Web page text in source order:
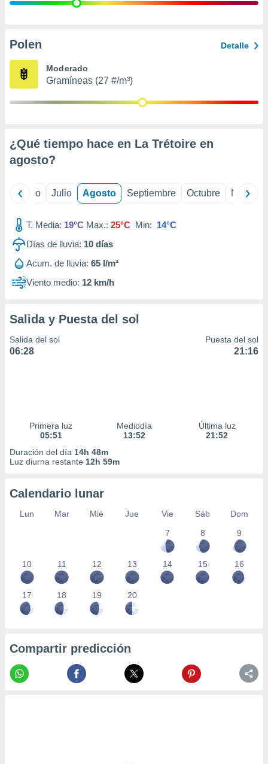
e
publicidad
Polen Detalle
Moderado
Gramíneas (27 #/m³)
¿Qué tiempo hace en La Trétoire en
agosto?
Junio Julio Agosto Septiembre Octubre
T. Media: 19°C Max.: 25°C Min: 14°C
Días de lluvia: 10 días
Acum. de lluvia: 65 l/m²
Viento medio: 12 km/h
Salida y Puesta del sol
Salida del sol
06:28
Puesta del sol
21:16
Primera luz
05:51
Mediodía
13:52
Última luz
21:52
Duración del día 14h 48m
Luz diurna restante 12h 59m
Calendario lunar
Lun Mar Mié Jue Vie Sáb
Dom
7
8 9
10 11 12 13 14 15 16
17 18 19 20
Compartir predicción